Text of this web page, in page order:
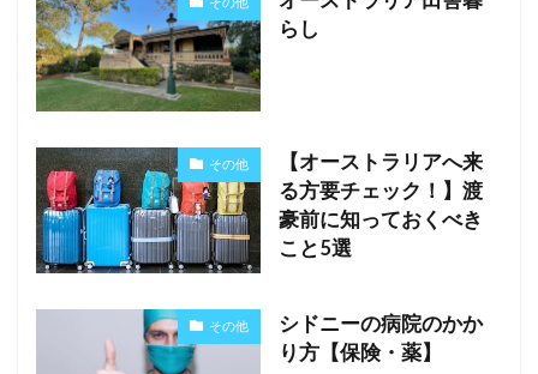
らし
その他
【オーストラリアへ来
る方要チェック！】渡
豪前に知っておくべき
こと5選
その他
シドニーの病院のかか
り方【保険・薬】